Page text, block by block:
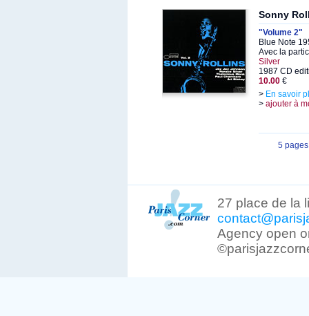
Sonny
"Volume 2"
Blue Note
Avec la
Silver
1987 CD
10.00 €
> En savoir
> ajouter à
5
27 place de la
Agency open